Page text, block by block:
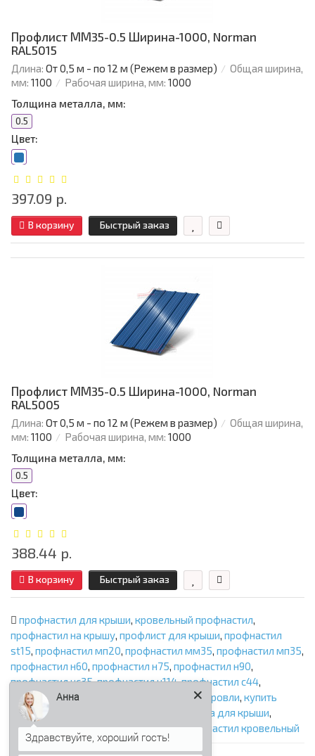
Профлист ММ35-0.5 Ширина-1000, Norman
RAL5015
Длина: От 0,5 м - по 12 м (Режем в размер)
Общая ширина,
мм: 1100 Рабочая ширина, мм: 1000
Толщина металла, мм:
0.5
Цвет:
397.09 р.
В корзину Быстрый заказ
Профлист ММ35-0.5 Ширина-1000, Norman
RAL5005
Длина: От 0,5 м - по 12 м (Режем в размер)
Общая ширина,
мм: 1100 Рабочая ширина, мм: 1000
Толщина металла, мм:
0.5
Цвет:
388.44 р.
В корзину Быстрый заказ
профнастил для крыши, кровельный профнастил,
профнастил на крышу, профлист для крыши, профнастил
st15, профнастил мп20, профнастил мм35, профнастил мп35,
профнастил н60, профнастил н75, профнастил н90,
профнастил нс35,профнастил н114,профнастил с44,
металлическая кровля
профнастил для кровли, купить
профнастил для крыши
цена профнастила для крыши,
профилированный лист для крыши,профнастил кровельный
Анна